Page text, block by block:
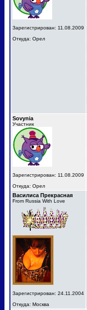
Зарегистрирован: 11.08.2009
Откуда: Орел
Sovynia
Участник
Зарегистрирован: 11.08.2009
Откуда: Орел
Василиса Прекрасная
From Russia With Love
Зарегистрирован: 24.11.2004
Откуда: Москва